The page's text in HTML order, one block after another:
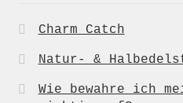
Charm Catch
Natur- &
Wie bewahre ich